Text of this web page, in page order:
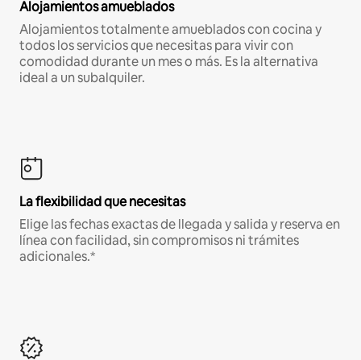
Alojamientos amueblados
Alojamientos totalmente amueblados con cocina y
todos los servicios que necesitas para vivir con
comodidad durante un mes o más. Es la alternativa
ideal a un subalquiler.
La flexibilidad que necesitas
Elige las fechas exactas de llegada y salida y reserva en
línea con facilidad, sin compromisos ni trámites
adicionales.*